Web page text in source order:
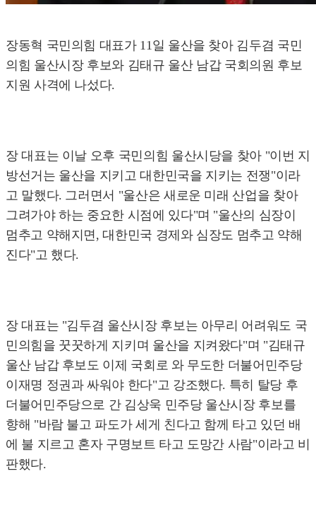
장동혁 국민의힘 대표가 11일 울산을 찾아 김두겸 국민
의힘 울산시장 후보와 김태규 울산 남갑 국회의원 후보
지원 사격에 나섰다.
장 대표는 이날 오후 국민의힘 울산시당을 찾아 "이번 지
방선거는 울산을 지키고 대한민국을 지키는 전쟁"이라
고 말했다. 그러면서 "울산은 새로운 미래 산업을 찾아
그려가야 하는 중요한 시점에 있다"며 "울산의 심장이
멈추고 약해지면, 대한민국 경제와 심장도 멈추고 약해
진다"고 했다.
장 대표는 "김두겸 울산시장 후보는 아무리 어려워도 국
민의힘을 꿋꿋하게 지키며 울산을 지켜왔다"며 "김태규
울산 남갑 후보도 이제 국회로 와 무도한 더불어민주당
이재명 정권과 싸워야 한다"고 강조했다. 특히 탈당 후
더불어민주당으로 간 김상욱 민주당 울산시장 후보를
향해 "바람 불고 파도가 세게 친다고 함께 타고 있던 배
에 불 지르고 혼자 구명보트 타고 도망간 사람"이라고 비
판했다.